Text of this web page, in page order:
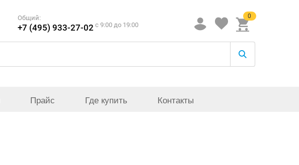
Общий:
+7 (495) 933-27-02 c 9:00 до 19:00
0
Прайс Где купить Контакты